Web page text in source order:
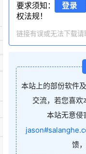
要求须知：
登录
权法规！
链接有误或无法下载
本站上的部份软件
交流，若您喜欢
本站无意侵
馈